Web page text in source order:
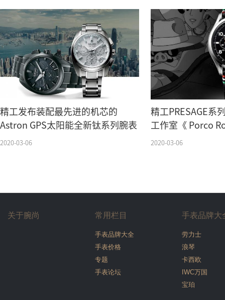
精工发布装配最先进的机芯的
Astron GPS太阳能全新钛系列腕表
2020-03-06
精工PRESAGE系
工作室《 Porco
版腕表
2020-03-06
关于腕尚 常用栏目
手表品牌大全
手表价格
专题
手表论坛
手表品牌大
劳力士
浪琴
卡西欧
IWC万国
宝珀